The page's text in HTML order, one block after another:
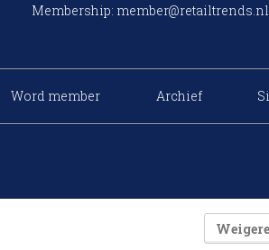
Membership: member@retailtrends.nl
Word member Archief